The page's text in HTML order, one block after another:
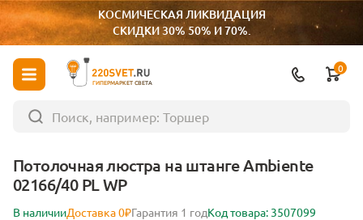
КОСМИЧЕСКАЯ ЛИКВИДАЦИЯ
СКИДКИ 30% 50% И 70%.
ГИПЕРМАРКЕТ СВЕТА
0
Потолочная люстра на штанге Ambiente
02166/40 PL WP
В наличииДоставка 0₽Гарантия 1 годКод товара: 3507099